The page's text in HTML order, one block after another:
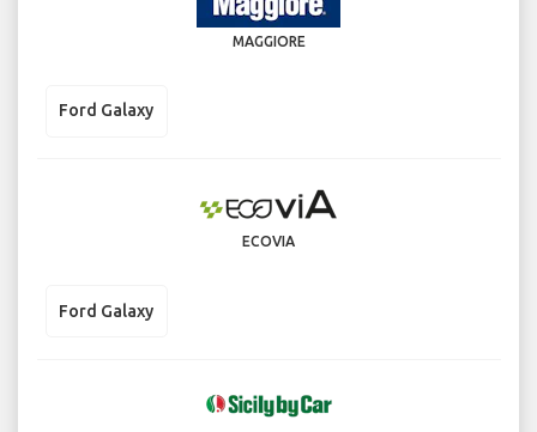
MAGGIORE
Ford Galaxy
ECOVIA
Ford Galaxy